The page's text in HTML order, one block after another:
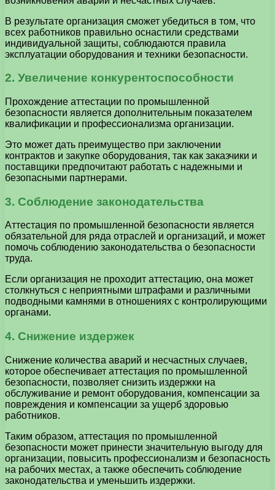
В результате организация сможет убедиться в том, что
всех работников правильно оснастили средствами
индивидуальной защиты, соблюдаются правила
эксплуатации оборудования и техники безопасности.
2. Увеличение конкурентоспособности
Прохождение аттестации по промышленной
безопасности является дополнительным показателем
квалификации и профессионализма организации.
Это может дать преимущество при заключении
контрактов и закупке оборудования, так как заказчики и
поставщики предпочитают работать с надежными и
безопасными партнерами.
3. Соблюдение законодательства
Аттестация по промышленной безопасности является
обязательной для ряда отраслей и организаций, и может
помочь соблюдению законодательства о безопасности
труда.
Если организация не проходит аттестацию, она может
столкнуться с неприятными штрафами и различными
подводными камнями в отношениях с контролирующими
органами.
4. Снижение издержек
Снижение количества аварий и несчастных случаев,
которое обеспечивает аттестация по промышленной
безопасности, позволяет снизить издержки на
обслуживание и ремонт оборудования, компенсации за
повреждения и компенсации за ущерб здоровью
работников.
Таким образом, аттестация по промышленной
безопасности может принести значительную выгоду для
организации, повысить профессионализм и безопасность
на рабочих местах, а также обеспечить соблюдение
законодательства и уменьшить издержки.